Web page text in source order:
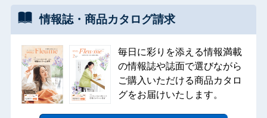
情報誌・ 商品カタログ請求
毎日に彩りを添える情報満載
の情報誌や誌面で選びながら
ご購入いただける商品カタロ
グをお届けいたします。